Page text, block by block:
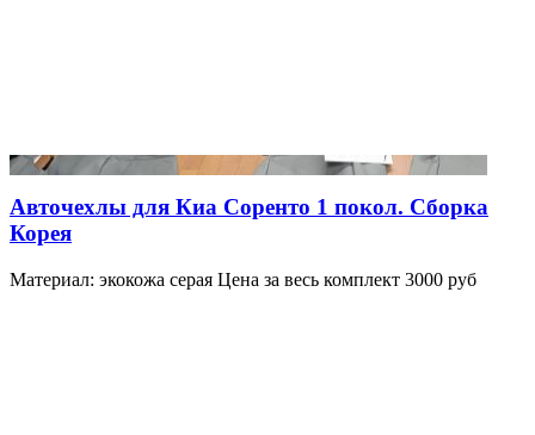
Авточехлы для Киа Соренто 1 покол. Сборка
Корея
Материал: экокожа серая Цена за весь комплект 3000 руб